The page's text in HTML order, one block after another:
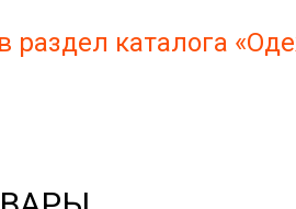
раздел каталога